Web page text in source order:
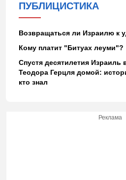
ПУБЛИЦИСТИКА
Возвращаться ли Израилю к
Кому платит "Битуах леуми"?
Спустя десятилетия
Теодора Герцля домой:
кто знал
Реклама